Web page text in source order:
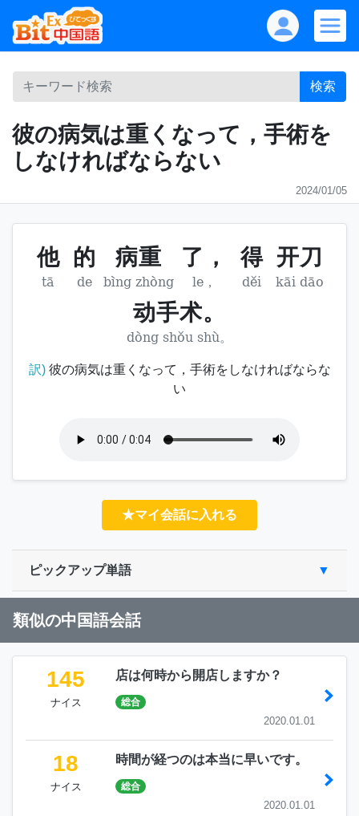
検索
彼の病気は重くなって，手術を
しなければならない
2024/01/05
他 的 病重 了， 得 开刀
tā de bìng zhòng le， děi kāi dāo
动手术。
dòng shǒu shù。
訳)彼の病気は重くなって，手術をしなければならな
い
★マイ会話に入れる
ピックアップ単語
類似の中国語会話
145
ナイス
店は何時から開店しますか？
総合
2020.01.01
18
ナイス
時間が経つのは本当に早いです。
総合
2020.01.01